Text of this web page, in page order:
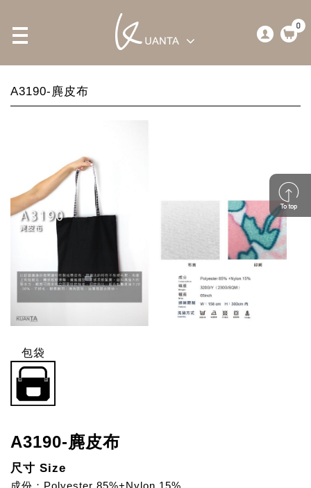
0
A3190-麂皮布
包袋
A3190-麂皮布
尺寸 Size
成份：Polyester 85%+Nylon 15%